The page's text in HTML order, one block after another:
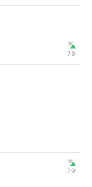
75‎’‎
59‎’‎